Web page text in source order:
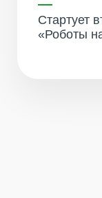
Стартует
«Роботы